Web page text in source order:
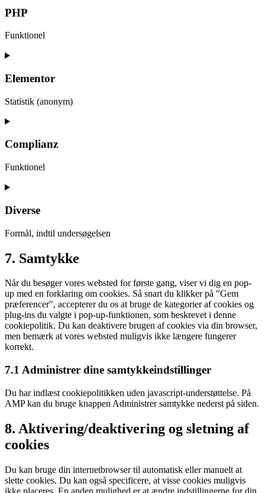
service
PHP
Funktionel
Consent
service
Elementor
Statistik (anonym)
Consent
service
elementor
Complianz
Funktionel
Consent
service
Diverse
Formål, indtil undersøgelsen
Consent
to
diverse
7. Samtykke
Når du besøger vores websted for første gang, viser vi dig en pop-
up med en forklaring om cookies. Så snart du klikker på "Gem
præferencer", accepterer du os at bruge de kategorier af cookies og
plug-ins du valgte i pop-up-funktionen, som beskrevet i denne
cookiepolitik. Du kan deaktivere brugen af ​​cookies via din browser,
men bemærk at vores websted muligvis ikke længere fungerer
korrekt.
7.1 Administrer dine samtykkeindstillinger
Du har indlæst cookiepolitikken uden javascript-understøttelse. På
AMP kan du bruge knappen Administrer samtykke nederst på siden.
8. Aktivering/deaktivering og sletning af
cookies
Du kan bruge din internetbrowser til automatisk eller manuelt at
slette cookies. Du kan også specificere, at visse cookies muligvis
ikke placeres. En anden mulighed er at ændre indstillingerne for din